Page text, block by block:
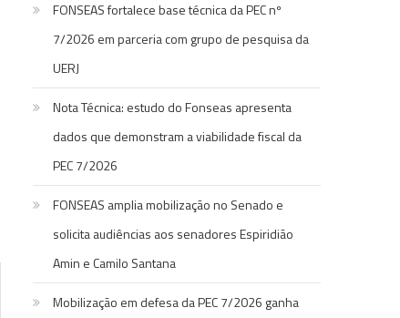
FONSEAS fortalece base técnica da PEC nº
7/2026 em parceria com grupo de pesquisa da
UERJ
Nota Técnica: estudo do Fonseas apresenta
dados que demonstram a viabilidade fiscal da
PEC 7/2026
FONSEAS amplia mobilização no Senado e
solicita audiências aos senadores Espiridião
Amin e Camilo Santana
Mobilização em defesa da PEC 7/2026 ganha